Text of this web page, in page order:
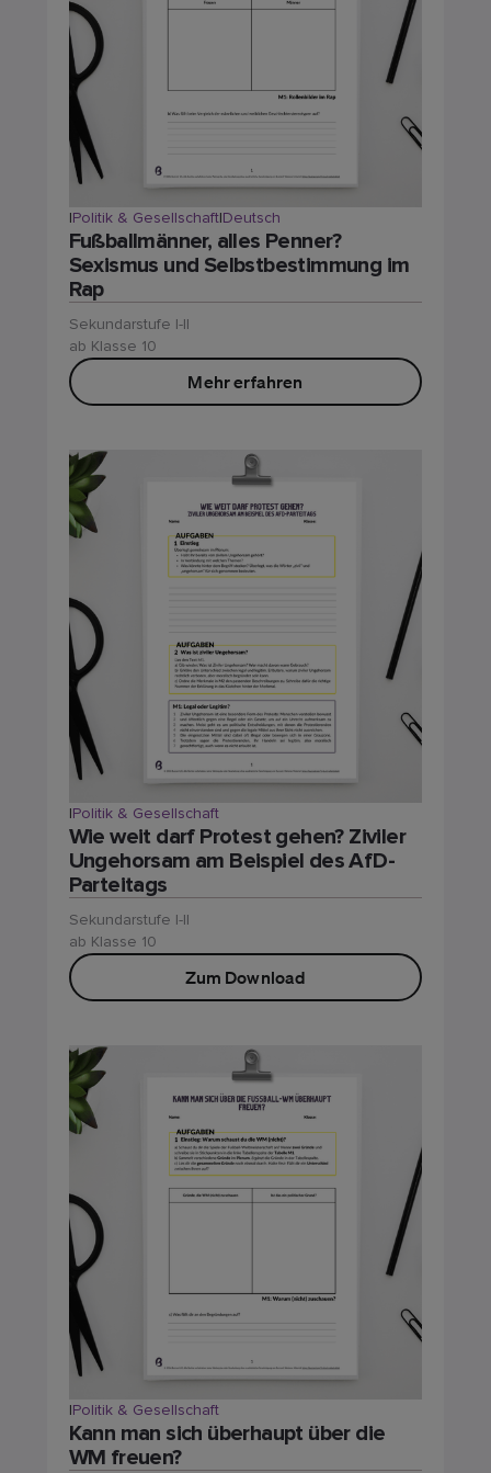
|Politik & Gesellschaft|Deutsch
Fußballmänner, alles Penner?
Sexismus und Selbstbestimmung im
Rap
Sekundarstufe I-II
ab Klasse 10
Mehr erfahren
|Politik & Gesellschaft
Wie weit darf Protest gehen? Ziviler
Ungehorsam am Beispiel des AfD-
Parteitags
Sekundarstufe I-II
ab Klasse 10
Zum Download
|Politik & Gesellschaft
Kann man sich überhaupt über die
WM freuen?